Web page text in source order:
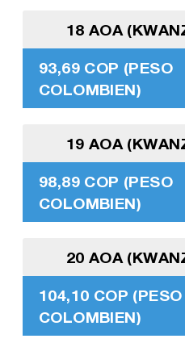
18 AOA
93,69 COP (PESO
COLOMBIEN)
19 AOA
98,89 COP (PESO
COLOMBIEN)
20 AOA
104,10 COP (PESO
COLOMBIEN)